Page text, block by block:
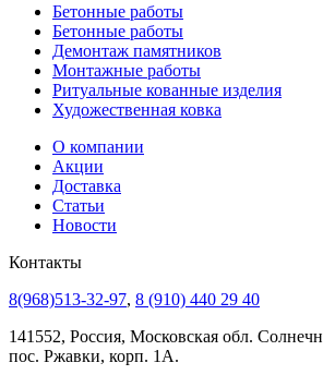
Бетонные работы
Бетонные работы
Демонтаж памятников
Монтажные работы
Ритуальные кованные изделия
Художественная ковка
О компании
Акции
Доставка
Статьи
Новости
Контакты
8(968)513-32-97, 8 (910) 440 29 40
141552, Россия, Московская обл.
пос. Ржавки, корп. 1А.